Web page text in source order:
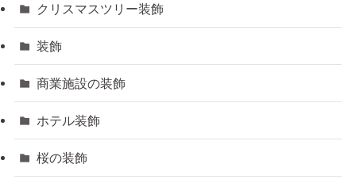
クリスマスツリー装飾
装飾
商業施設の装飾
ホテル装飾
桜の装飾